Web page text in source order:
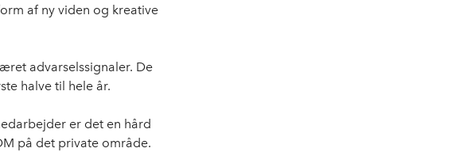
af ny viden og kreative
advarselssignaler. De
halve til hele år.
er det en hård
på det private område.